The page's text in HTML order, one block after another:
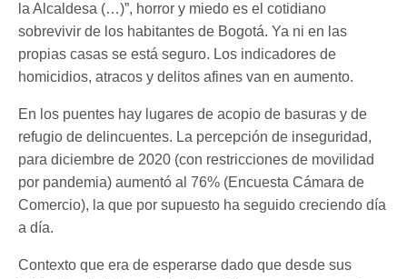
la Alcaldesa (…)”, horror y miedo es el cotidiano
sobrevivir de los habitantes de Bogotá. Ya ni en las
propias casas se está seguro. Los indicadores de
homicidios, atracos y delitos afines van en aumento.
En los puentes hay lugares de acopio de basuras y de
refugio de delincuentes. La percepción de inseguridad,
para diciembre de 2020 (con restricciones de movilidad
por pandemia) aumentó al 76% (Encuesta Cámara de
Comercio), la que por supuesto ha seguido creciendo día
a día.
Contexto que era de esperarse dado que desde sus